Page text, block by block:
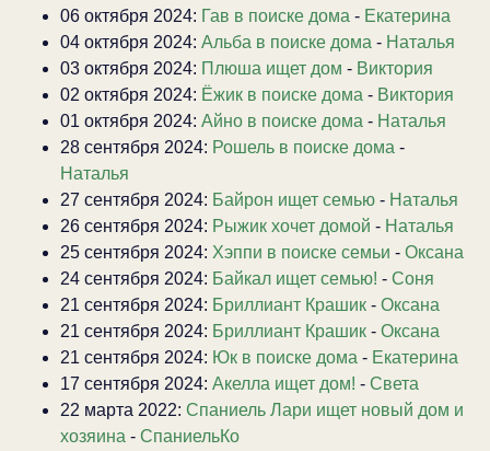
06 октября 2024: Гав в поиске дома - Екатерина
04 октября 2024: Альба в поиске дома - Наталья
03 октября 2024: Плюша ищет дом - Виктория
02 октября 2024: Ёжик в поиске дома - Виктория
01 октября 2024: Айно в поиске дома - Наталья
28 сентября 2024: Рошель в поиске дома -
Наталья
27 сентября 2024: Байрон ищет семью - Наталья
26 сентября 2024: Рыжик хочет домой - Наталья
25 сентября 2024: Хэппи в поиске семьи - Оксана
24 сентября 2024: Байкал ищет семью! - Соня
21 сентября 2024: Бриллиант Крашик - Оксана
21 сентября 2024: Бриллиант Крашик - Оксана
21 сентября 2024: Юк в поиске дома - Екатерина
17 сентября 2024: Акелла ищет дом! - Света
22 марта 2022: Спаниель Лари ищет новый дом и
хозяина - СпаниельКо